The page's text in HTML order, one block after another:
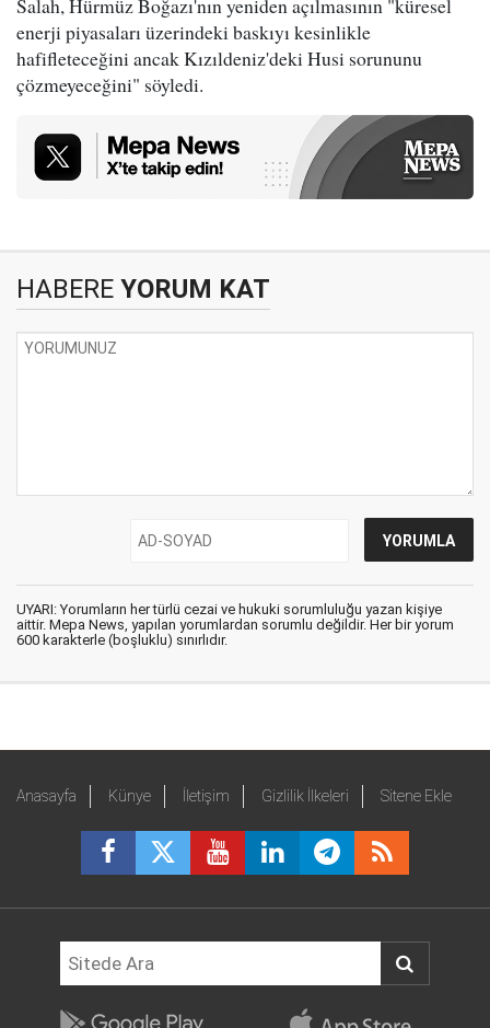
enerji piyasaları üzerindeki baskıyı kesinlikle
hafifleteceğini ancak Kızıldeniz'deki Husi sorununu
çözmeyeceğini" söyledi.
HABERE YORUM KAT
UYARI: Yorumların her türlü cezai ve hukuki sorumluluğu yazan kişiye
aittir. Mepa News, yapılan yorumlardan sorumlu değildir. Her bir yorum
600 karakterle (boşluklu) sınırlıdır.
Anasayfa Künye İletişim Gizlilik İlkeleri Sitene Ekle